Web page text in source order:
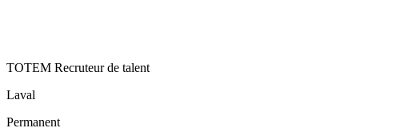
TOTEM Recruteur de talent
Laval
Permanent